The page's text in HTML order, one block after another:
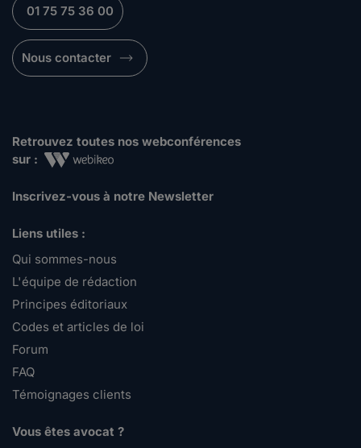
01 75 75 36 00
Nous contacter
Retrouvez toutes nos webconférences
sur :
Inscrivez-vous à notre Newsletter
Liens utiles :
Qui sommes-nous
L'équipe de rédaction
Principes éditoriaux
Codes et articles de loi
Forum
FAQ
Témoignages clients
Vous êtes avocat ?